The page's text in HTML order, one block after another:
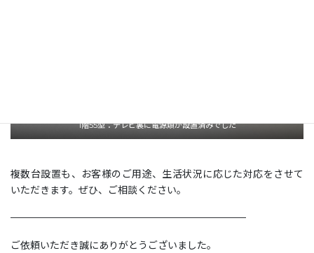
1階55型：テレビ裏に電源類が設置済みでした
複数台設置も、お客様のご用途、生活状況に応じた対応をさせて
いただきます。ぜひ、ご相談ください。
————————————————————————
ご依頼いただき誠にありがとうございました。